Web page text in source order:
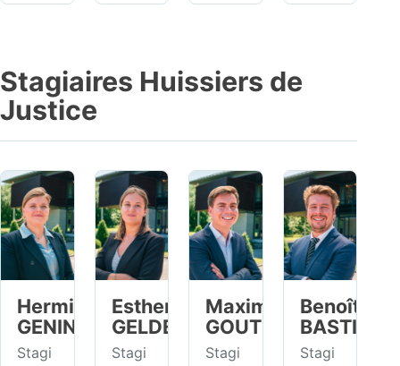
Stagiaires Huissiers de
Justice
Hermine
GENIN
Stagi
Esther
GELDERS
Stagi
Maxime
GOUTERS
Stagi
Benoît
BASTIEN
Stagi